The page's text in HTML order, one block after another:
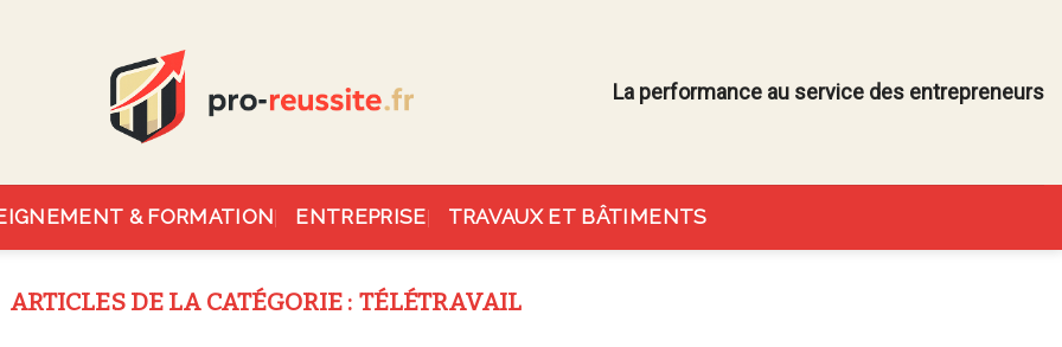
La performance au service des entrepreneurs
& FORMATION ENTREPRISE TRAVAUX ET BÂTIMENTS
TÉLÉTRAVAIL